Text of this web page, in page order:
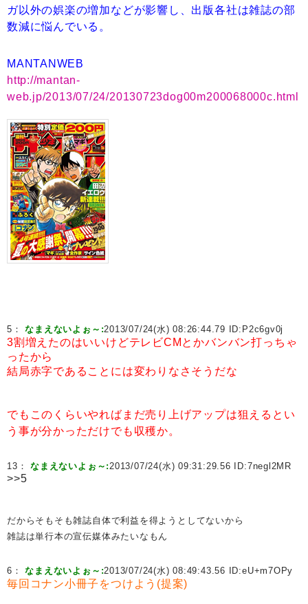
ガ以外の娯楽の増加などが影響し、出版各社は雑誌の部
数減に悩んでいる。
MANTANWEB
http://mantan-
web.jp/2013/07/24/20130723dog00m200068000c.html
5：なまえないよぉ～:2013/07/24(水) 08:26:44.79 ID: P2c6gv0j
3割増えたのはいいけどテレビCMとかバンバン打っちゃ
ったから
結局赤字であることには変わりなさそうだな
でもこのくらいやればまだ売り上げアップは狙えるとい
う事が分かっただけでも収穫か。
13：なまえないよぉ～:2013/07/24(水) 09:31:29.56 ID:7negl2MR
>>5
だからそもそも雑誌自体で利益を得ようとしてないから
雑誌は単行本の宣伝媒体みたいなもん
6：なまえないよぉ～:2013/07/24(水) 08:49:43.56 ID:eU+m7OPy
毎回コナン小冊子をつけよう(提案)